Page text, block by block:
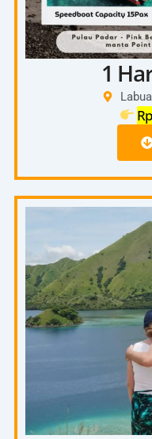
1
06.30
07.00
–
08.00
On the
Pulau
10.00